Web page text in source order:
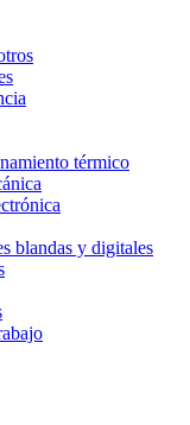
térmico
blandas y digitales